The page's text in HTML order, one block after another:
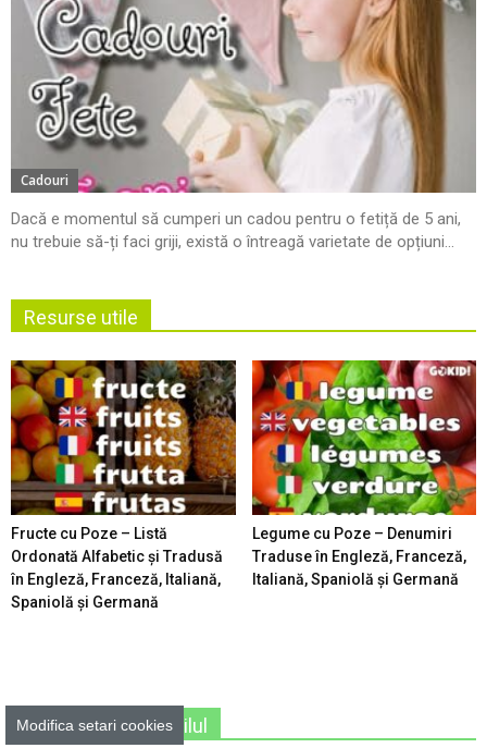
Cadouri
Dacă e momentul să cumperi un cadou pentru o fetiță de 5 ani,
nu trebuie să-ți faci griji, există o întreagă varietate de opțiuni...
Resurse utile
Fructe cu Poze – Listă
Ordonată Alfabetic şi Tradusă
în Engleză, Franceză, Italiană,
Spaniolă şi Germană
Legume cu Poze – Denumiri
Traduse în Engleză, Franceză,
Italiană, Spaniolă şi Germană
Unde iesim cu copilul
Modifica setari cookies